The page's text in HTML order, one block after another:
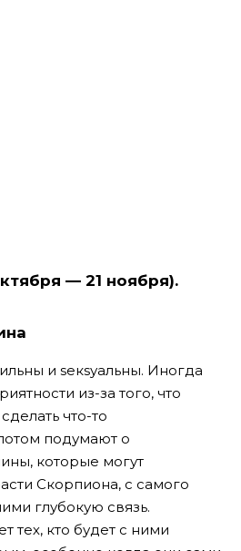
— 21 ноября).
и sекsуальны. Иногда
из-за того, что
что-то
подумают о
которые могут
Скорпиона, с самого
глубокую связь.
тех, кто будет с ними